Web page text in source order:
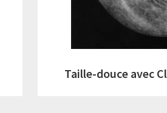
Taille-douce avec